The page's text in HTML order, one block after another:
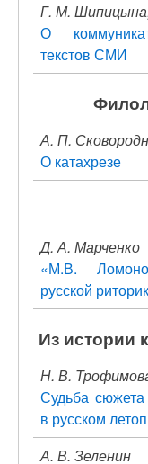
Г. М.
О
текстов СМИ
А. П.
О катахрезе
Д. А. Марченко
«М.В.
русской
Из истории
Н. В.
Судьба
в русском
А. В. Зеленин